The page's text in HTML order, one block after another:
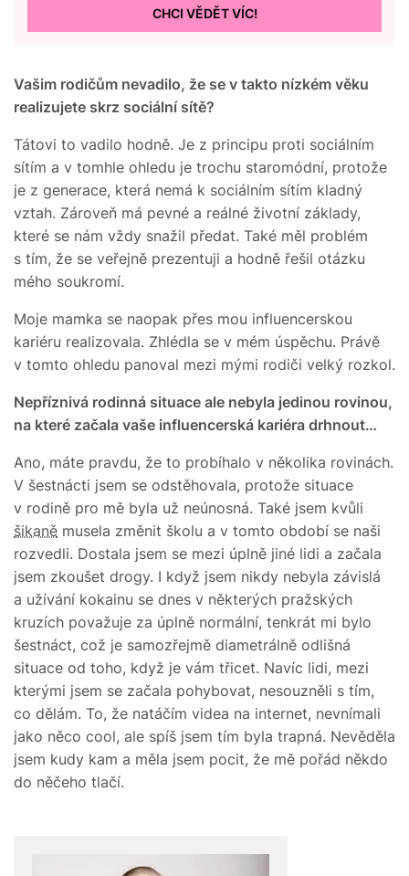
CHCI VĚDĚT VÍC!
Vašim rodičům nevadilo, že se v takto nízkém věku
realizujete skrz sociální sítě?
Tátovi to vadilo hodně. Je z principu proti sociálním
sítím a v tomhle ohledu je trochu staromódní, protože
je z generace, která nemá k sociálním sítím kladný
vztah. Zároveň má pevné a reálné životní základy,
které se nám vždy snažil předat. Také měl problém
s tím, že se veřejně prezentuji a hodně řešil otázku
mého soukromí.
Moje mamka se naopak přes mou influencerskou
kariéru realizovala. Zhlédla se v mém úspěchu. Právě
v tomto ohledu panoval mezi mými rodiči velký rozkol.
Nepříznivá rodinná situace ale nebyla jedinou rovinou,
na které začala vaše influencerská kariéra drhnout…
Ano, máte pravdu, že to probíhalo v několika rovinách.
V šestnácti jsem se odstěhovala, protože situace
v rodině pro mě byla už neúnosná. Také jsem kvůli
šikaně musela změnit školu a v tomto období se naši
rozvedli. Dostala jsem se mezi úplně jiné lidi a začala
jsem zkoušet drogy. I když jsem nikdy nebyla závislá
a užívání kokainu se dnes v některých pražských
kruzích považuje za úplně normální, tenkrát mi bylo
šestnáct, což je samozřejmě diametrálně odlišná
situace od toho, když je vám třicet. Navíc lidi, mezi
kterými jsem se začala pohybovat, nesouzněli s tím,
co dělám. To, že natáčím videa na internet, nevnímali
jako něco cool, ale spíš jsem tím byla trapná. Nevěděla
jsem kudy kam a měla jsem pocit, že mě pořád někdo
do něčeho tlačí.